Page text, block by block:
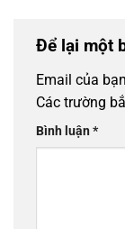
Để lại một
Email của
Các trường
Bình luận*